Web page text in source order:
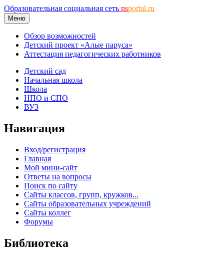
Образовательная социальная сеть nsportal.ru
Меню
Обзор возможностей
Детский проект «Алые паруса»
Аттестация педагогических работников
Детский сад
Начальная школа
Школа
НПО и СПО
ВУЗ
Навигация
Вход/регистрация
Главная
Мой мини-сайт
Ответы на вопросы
Поиск по сайту
Сайты классов, групп, кружков...
Сайты образовательных учреждений
Сайты коллег
Форумы
Библиотека